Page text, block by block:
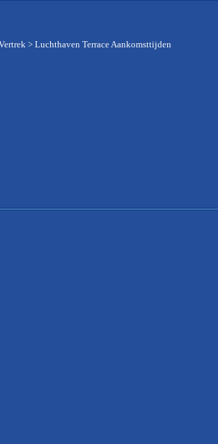
> Luchthaven Terrace Aankomsttijden